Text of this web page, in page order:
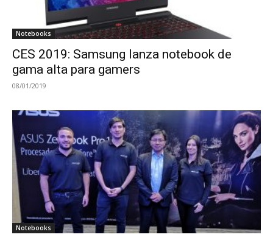
Notebooks
CES 2019: Samsung lanza notebook de
gama alta para gamers
08/01/2019
Notebooks